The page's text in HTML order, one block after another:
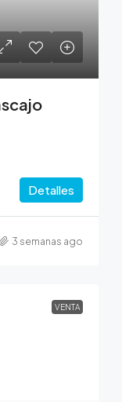
Detalles
3 semanas ago
VENTA